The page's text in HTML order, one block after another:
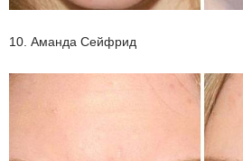
10. Аманда Сейфрид